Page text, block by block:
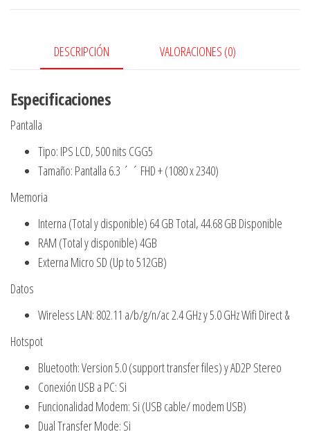
GB
DESCRIPCIÓN VALORACIONES (0)
Especificaciones
Pantalla
Tipo: IPS LCD, 500 nits CGG5
Tamaño: Pantalla 6.3 ´ ´ FHD + (1080 x 2340)
Memoria
Interna (Total y disponible) 64 GB Total, 44.68 GB Disponible
RAM (Total y disponible) 4GB
Externa Micro SD (Up to 512GB)
Datos
Wireless LAN: 802.11 a/b/g/n/ac 2.4 GHz y 5.0 GHz Wifi Direct &
Hotspot
Bluetooth: Version 5.0 (support transfer files) y AD2P Stereo
Conexión USB a PC: Si
Funcionalidad Modem: Si (USB cable/ modem USB)
Dual Transfer Mode: Si